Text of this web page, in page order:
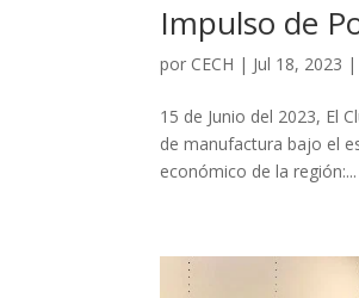
Impulso de
por CECH | Jul 18, 2023 |
15 de Junio del 2023, El
de manufactura bajo el
económico de la región:...